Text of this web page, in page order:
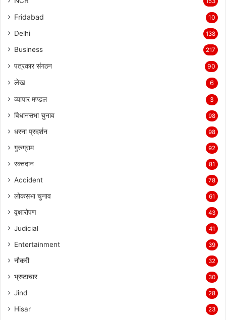
Fridabad 10
Delhi 138
Business 217
पत्रकार संगठन 90
लेख 6
व्यापार मण्डल 3
विधानसभा चुनाव 98
धरना प्रदर्शन 98
गुरुग्राम 92
रक्तदान 81
Accident 78
लोकसभा चुनाव 61
वृक्षारोपण 43
Judicial 41
Entertainment 39
नौकरी 32
भ्रष्टाचार 30
Jind 28
Hisar 23